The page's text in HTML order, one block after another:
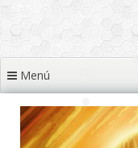
❅
❅
❅
Menú